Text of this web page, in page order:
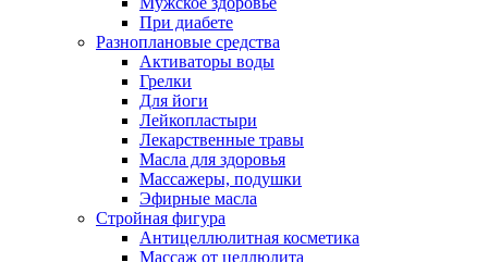
При диабете
Разноплановые средства
Активаторы воды
Грелки
Для йоги
Лейкопластыри
Лекарственные травы
Масла для здоровья
Массажеры, подушки
Эфирные масла
Стройная фигура
Антицеллюлитная косметика
Массаж от целлюлита